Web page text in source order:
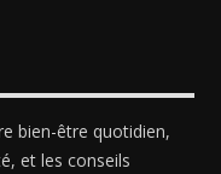
bien-être quotidien,
et les conseils